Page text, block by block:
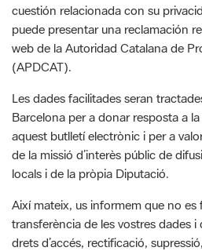
(APDCAT).
Les dades facilitades seran
Barcelona per a donar resposta a la
aquest butlletí electrònic i per a
de la missió d’interès públic de
locals i de la pròpia Diputació.
Així mateix, us informem que no es
transferència de les vostres dades i
drets d’accés, rectificació,
seu tractament, en els termes
través de laSeu electrònica o,
del Registre.